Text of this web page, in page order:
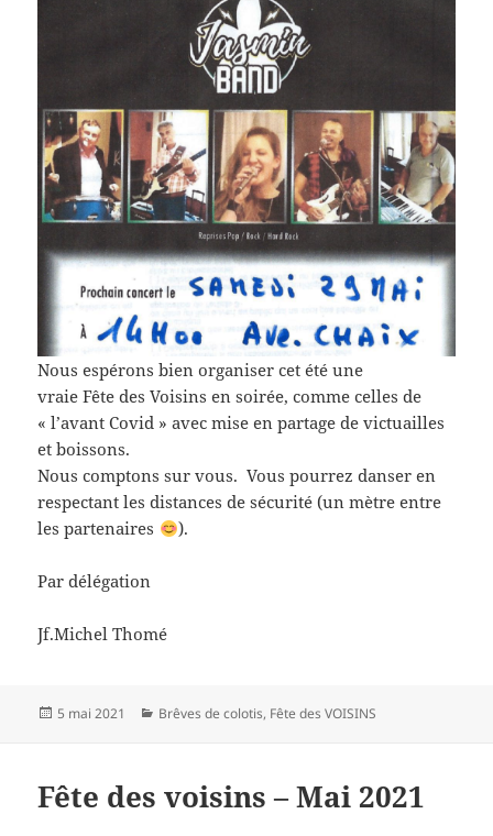
Nous espérons bien organiser cet été une
vraie Fête des Voisins en soirée, comme celles de
« l’avant Covid » avec mise en partage de victuailles
et boissons.
Nous comptons sur vous. Vous pourrez danser en
respectant les distances de sécurité (un mètre entre
les partenaires
).
Par délégation
Jf.Michel Thomé
Publié
5 mai 2021 Catégories
Brêves de colotis, Fête des VOISINS
Fête des voisins – Mai 2021